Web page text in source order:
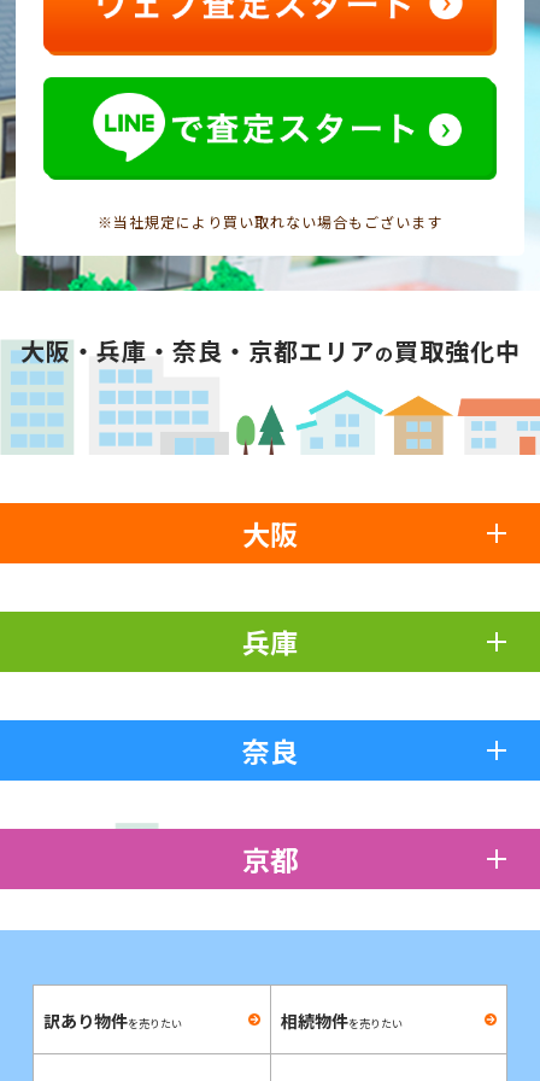
※当社規定により買い取れない場合もございます
大阪・兵庫・奈良・京都エリアの買取強化中
大阪
兵庫
奈良
京都
訳あり物件を売りたい 相続物件を売りたい